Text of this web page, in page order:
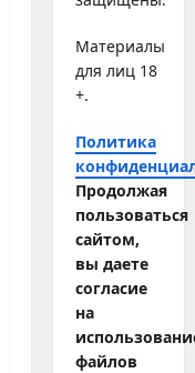
Материалы
для лиц 18
+.
Политика
Продолжая
пользоваться
сайтом,
вы даете
согласие
на
файлов